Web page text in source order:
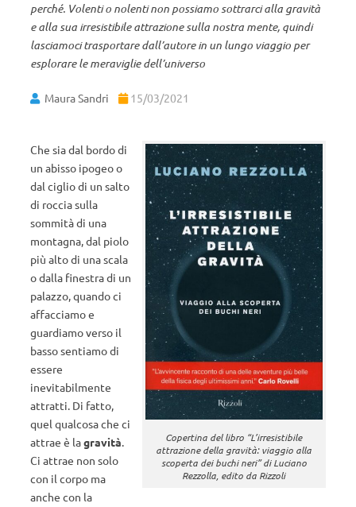
perché. Volenti o nolenti non possiamo sottrarci alla gravità
e alla sua irresistibile attrazione sulla nostra mente, quindi
lasciamoci trasportare dall’autore in un lungo viaggio per
esplorare le meraviglie dell’universo
Maura Sandri 15/03/2021
Copertina del libro “L’irresistibile
attrazione della gravità: viaggio alla
scoperta dei buchi neri” di Luciano
Rezzolla, edito da Rizzoli
Che sia dal bordo di
un abisso ipogeo o
dal ciglio di un salto
di roccia sulla
sommità di una
montagna, dal piolo
più alto di una scala
o dalla finestra di un
palazzo, quando ci
affacciamo e
guardiamo verso il
basso sentiamo di
essere
inevitabilmente
attratti. Di fatto,
quel qualcosa che ci
attrae è lagravità.
Ci attrae non solo
con il corpo ma
anche con la